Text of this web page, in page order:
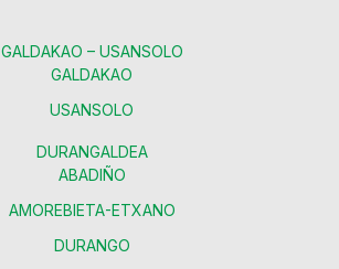
GALDAKAO – USANSOLO
GALDAKAO
USANSOLO
DURANGALDEA
ABADIÑO
AMOREBIETA-ETXANO
DURANGO